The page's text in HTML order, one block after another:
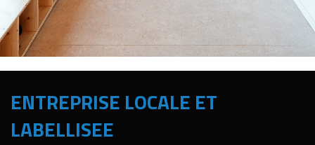
ENTREPRISE LOCALE ET
LABELLISEE